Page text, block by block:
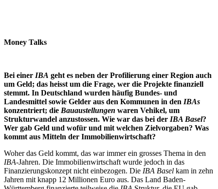
Money Talks
Bei einer IBA geht es neben der Profilierung einer Region auch
um Geld; das heisst um die Frage, wer die Projekte finanziell
stemmt. In Deutschland wurden häufig Bundes- und
Landesmittel sowie Gelder aus den Kommunen in den IBAs
konzentriert; die Bauaustellungen waren Vehikel, um
Strukturwandel anzustossen. Wie war das bei der IBA Basel?
Wer gab Geld und wofür und mit welchen Zielvorgaben? Was
kommt aus Mitteln der Immobilienwirtschaft?
Woher das Geld kommt, das war immer ein grosses Thema in den
IBA-Jahren. Die Immobilienwirtschaft wurde jedoch in das
Finanzierungskonzept nicht einbezogen. Die IBA Basel kam in zehn
Jahren mit knapp 12 Millionen Euro aus. Das Land Baden-